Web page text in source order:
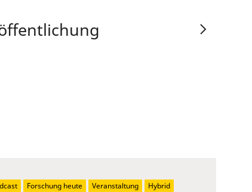
Forschung heute Veranstaltung Hybrid